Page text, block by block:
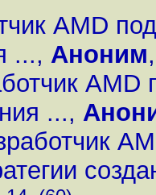
AMD
..., Аноним
AMD
...,